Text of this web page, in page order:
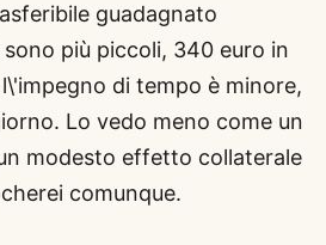
guadagnato
più piccoli, 340 euro in
di tempo è minore,
Lo vedo meno come un
modesto effetto collaterale
comunque.